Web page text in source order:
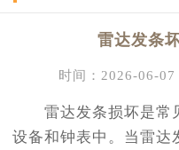
雷达发条
时间：2026-06-07
雷达发条损坏是常
设备和钟表中。当雷达